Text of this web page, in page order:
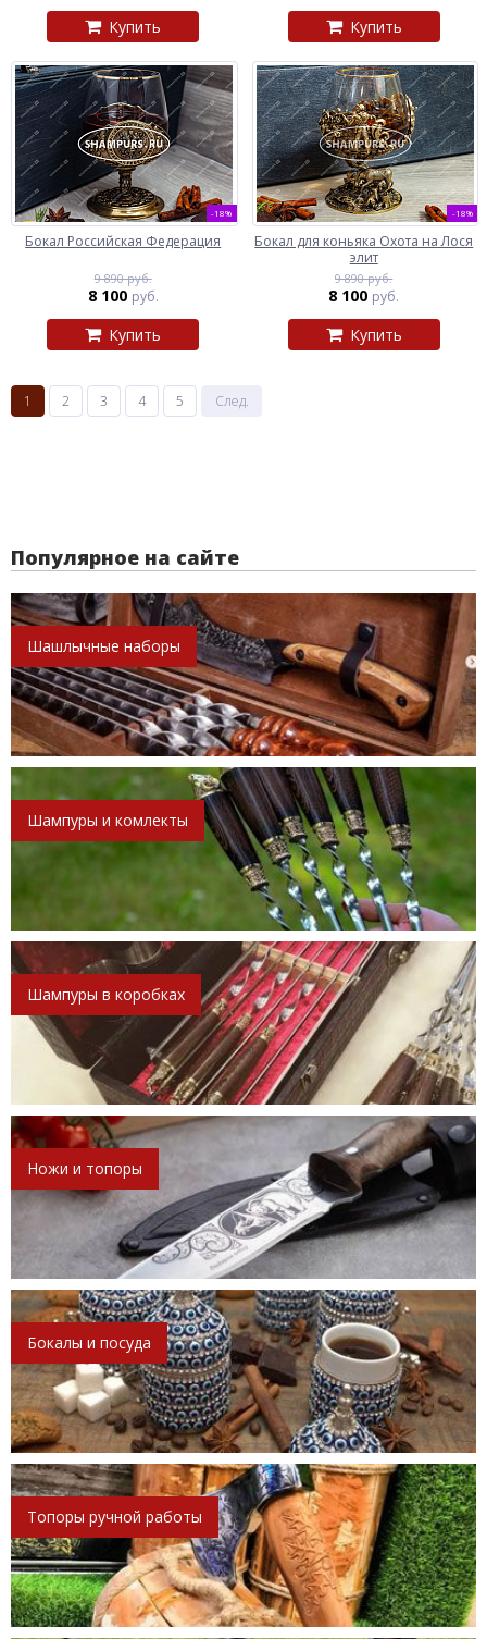
Купить Купить
-18%
Бокал Российская Федерация
9 890 руб.
8 100 руб.
Купить
-18%
Бокал для коньяка Охота на Лося
элит
9 890 руб.
8 100 руб.
Купить
1 2 3 4 5 След.
Популярное на сайте
Шашлычные наборы
Шампуры и комлекты
Шампуры в коробках
Ножи и топоры
Бокалы и посуда
Топоры ручной работы